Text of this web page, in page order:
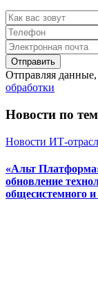
Отправить
Отправляя данные,
обработки
Новости по
Новости ИТ-
«Альт
обновление
общесистемного